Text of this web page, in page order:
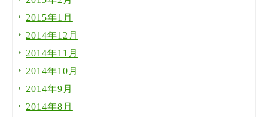
2015年1月
2014年12月
2014年11月
2014年10月
2014年9月
2014年8月